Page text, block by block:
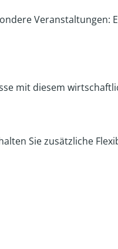
Veranstaltungen:
mit diesem
Sie zusätzliche